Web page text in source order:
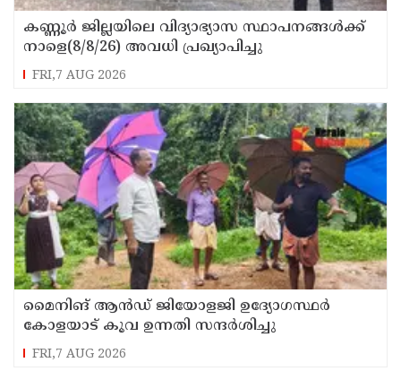
കണ്ണൂർ ജില്ലയിലെ വിദ്യാഭ്യാസ സ്ഥാപനങ്ങള്‍ക്ക്
നാളെ(8/8/26) അവധി പ്രഖ്യാപിച്ചു
FRI,7 AUG 2026
മൈനിങ് ആൻഡ്​ ജിയോളജി ഉദ്യോഗസ്ഥർ
കോളയാട് കൂവ ഉന്നതി സന്ദർശിച്ചു
FRI,7 AUG 2026